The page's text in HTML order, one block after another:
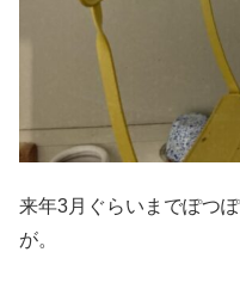
来年3月ぐらいまでぽつ
が。